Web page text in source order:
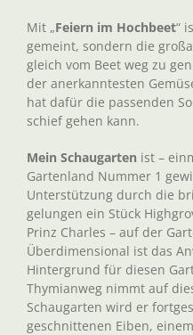
Mit „Feiern im Hochbeet“
gemeint, sondern die
gleich vom Beet weg zu
der anerkanntesten
hat dafür die passenden
schief gehen kann.
Mein Schaugarten ist –
Gartenland Nummer 1
Unterstützung durch die
gelungen ein Stück
Prinz Charles – auf der
Überdimensional ist das
Hintergrund für diesen
Thymianweg nimmt auf
Schaugarten wird er
geschnittenen Eiben,